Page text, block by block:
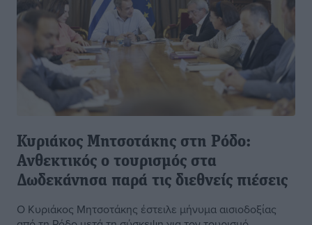
Κυριάκος Μητσοτάκης στη Ρόδο:
Ανθεκτικός ο τουρισμός στα
Δωδεκάνησα παρά τις διεθνείς πιέσεις
Ο Κυριάκος Μητσοτάκης έστειλε μήνυμα αισιοδοξίας